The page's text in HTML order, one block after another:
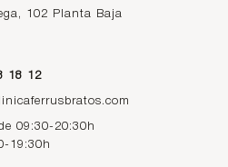
102 Planta Baja
18 12
09:30-20:30h
19:30h